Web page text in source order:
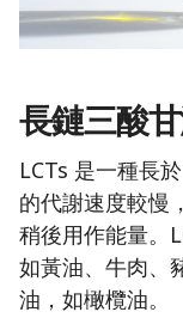
長鏈三酸
LCTs 是一種長
的代謝速度較慢
稍後用作能量。
如黃油、牛肉、
油，如橄欖油。